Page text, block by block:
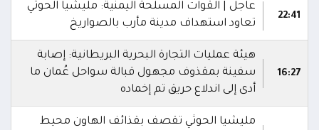
22:41
عاجل | القوات المسلحة اليمنية: مليشيا الحوثي
تعاود استهداف مدينة مأرب بالصواريخ
16:27
هيئة عمليات التجارة البحرية البريطانية: إصابة
سفينة بمقذوف مجهول قبالة سواحل عُمان ما
أدى إلى اندلاع حريق تم إخماده
مليشيا الحوثي تقصف بقذائف الهاون محيط